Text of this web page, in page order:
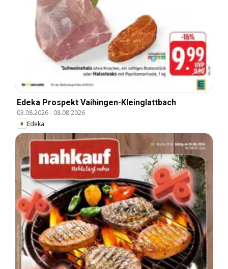
Edeka Prospekt Vaihingen-Kleinglattbach
03.08.2026- 08.08.2026
Edeka